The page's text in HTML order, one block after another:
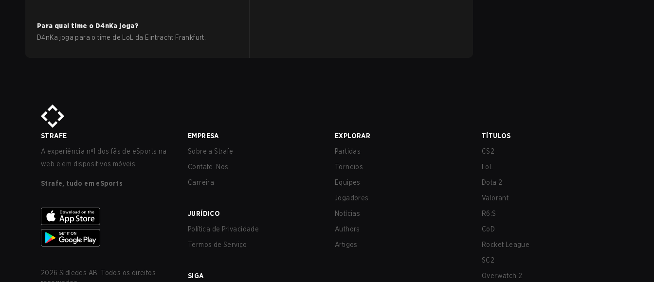
Para qual time o D4nKa joga?
D4nKa joga para o time de LoL da Eintracht Frankfurt
STRAFE
A experiência nº1 dos fãs de eSports na
web e em dispositivos móveis.
Strafe, tudo em eSports
2026 Sidledes AB. Todos os direitos
EMPRESA
Sobre a Strafe
Contate-Nos
Carreira
JURÍDICO
Política de Privacidade
Termos de Serviço
SIGA
EXPLORAR
Partidas
Torneios
Equipes
Jogadores
Notícias
Authors
Artigos
TÍTULOS
CS2
LoL
Dota 2
Valorant
R6:S
CoD
Rocket League
SC2
Overwatch 2